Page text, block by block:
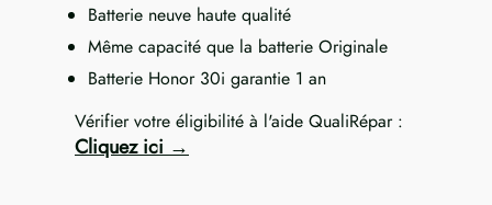
Batterie neuve haute qualité
Même capacité que la batterie Originale
Batterie Honor 30i garantie 1 an
Vérifier votre éligibilité à l'aide QualiRépar :
Cliquez ici